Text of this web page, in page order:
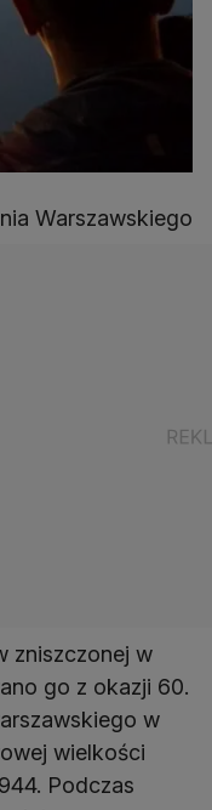
Warszawskiego
zniszczonej w
go z okazji 60.
w
wielkości
Podczas